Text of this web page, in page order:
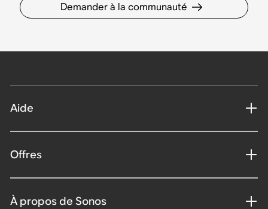
Demander à la communauté
Aide
Offres
À propos de Sonos